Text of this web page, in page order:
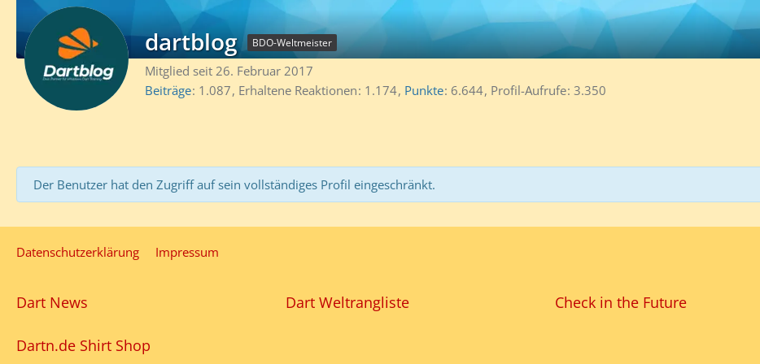
dartblog BDO-Weltmeister
Mitglied seit 26. Februar 2017
Beiträge 1.087 Erhaltene Reaktionen 1.174 Punkte 6.644 Profil-Aufrufe 3.350
Der Benutzer hat den Zugriff auf sein vollständiges Profil eingeschränkt.
Datenschutzerklärung Impressum
Dart News Dart Weltrangliste Check in the Future
Dartn.de Shirt Shop